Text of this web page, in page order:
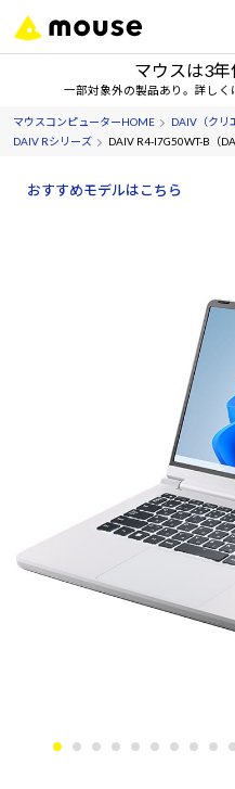
マウスは3
一部対象外の製品あり。詳しく
マウスコンピューターHOME DAIV（クリ
DAIV Rシリーズ
DAIV R4-I7G50WT-B（
おすすめモデルはこちら